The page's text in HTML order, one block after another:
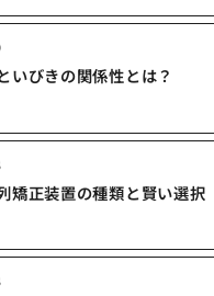
いびきの関係性とは？
矯正装置の種類と賢い選択